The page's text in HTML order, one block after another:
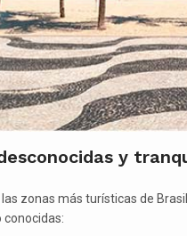
y
zonas más turísticas de
conocidas: